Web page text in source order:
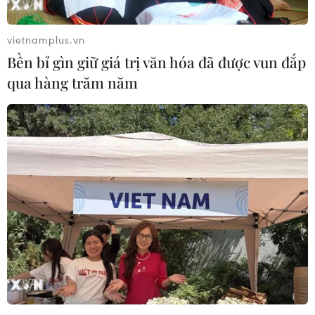
Israel và Việt Nam hợp tác trong
ngành bán dẫn và công nghệ cao
06/08/2026 09:40
Meta tung công cụ AI lập trình tự
động cho nhà phát triển
06/08/2026 06:40
Doanh thu AI của Microsoft phụ
thuộc phần lớn vào đối tác OpenAI
06/08/2026 06:31
vietnamplus.vn
Bền bỉ gìn giữ giá trị văn hóa đã được vun đắp
qua hàng trăm năm